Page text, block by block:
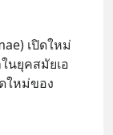
เปิดใหม่
นยุคสมัยเอ
ใหม่ของ